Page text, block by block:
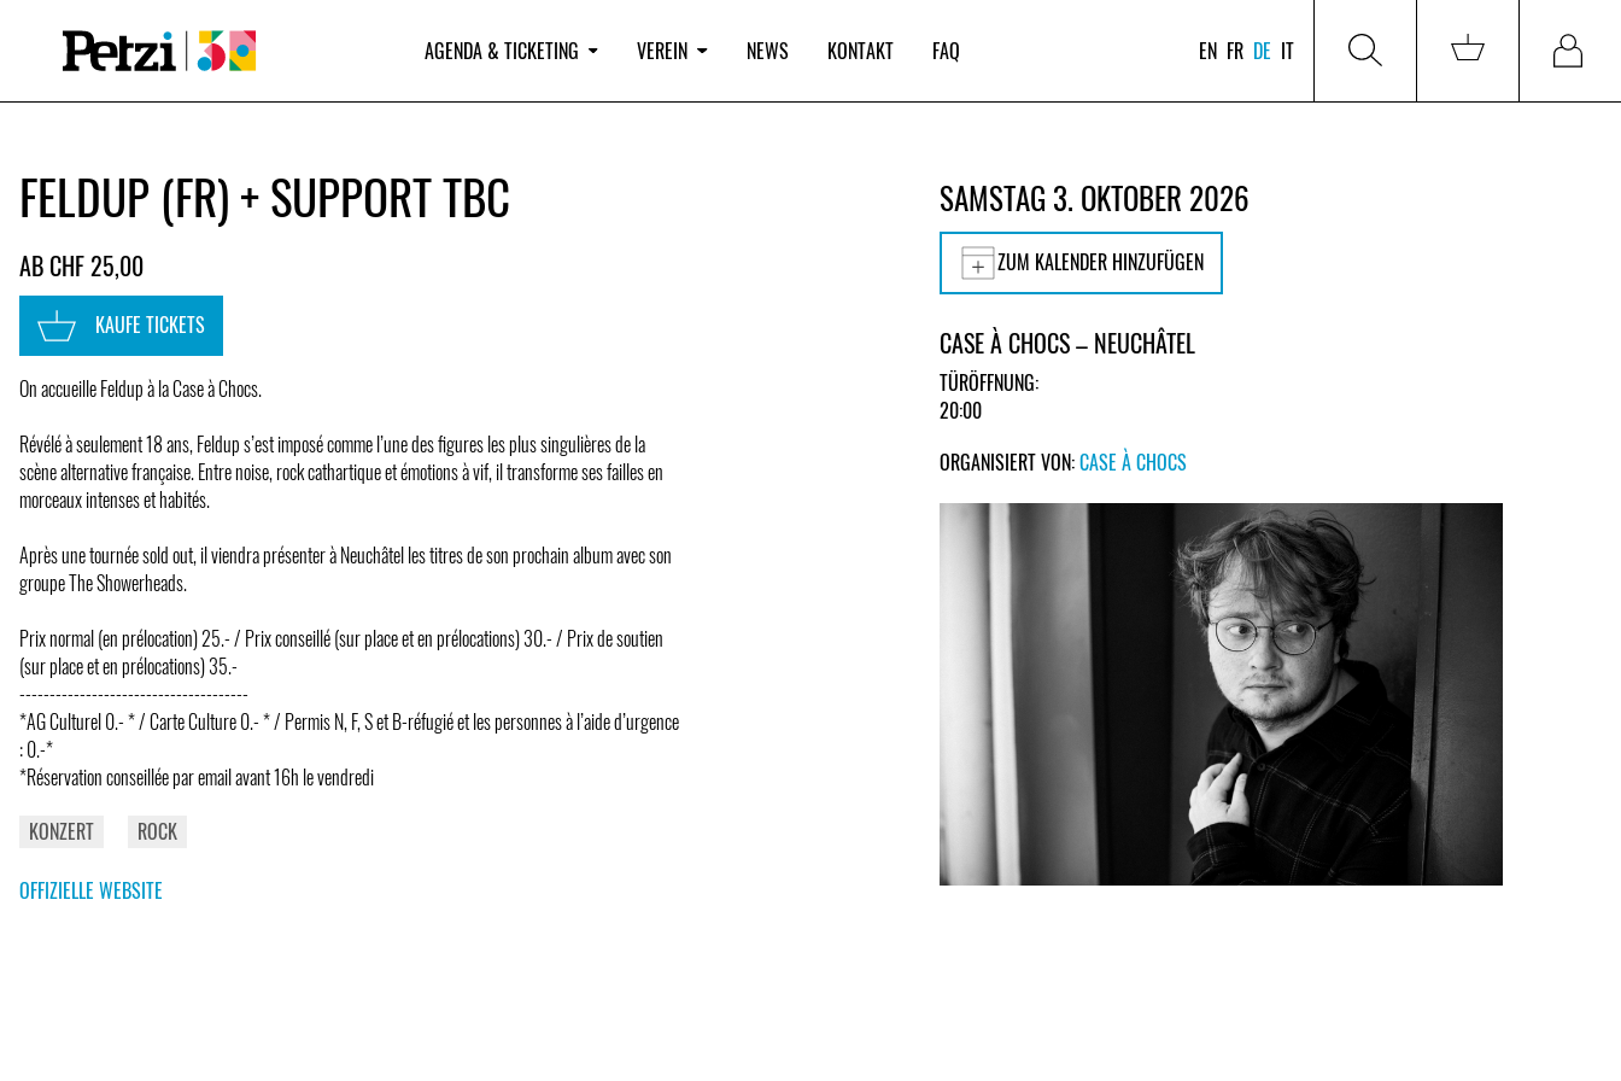
AGENDA & TICKETING VEREIN NEWS KONTAKT FAQ EN FR DE IT
FELDUP (FR) + SUPPORT TBC
AB CHF 25,00
KAUFE TICKETS
On accueille Feldup à la Case à Chocs.
Révélé à seulement 18 ans, Feldup s’est imposé comme l’une des figures les plus singulières de la
scène alternative française. Entre noise, rock cathartique et émotions à vif, il transforme ses failles en
morceaux intenses et habités.
Après une tournée sold out, il viendra présenter à Neuchâtel les titres de son prochain album avec son
groupe The Showerheads.
Prix normal (en prélocation) 25.- / Prix conseillé (sur place et en prélocations) 30.- / Prix de soutien
(sur place et en prélocations) 35.-
--------------------------------------
*AG Culturel 0.- * / Carte Culture 0.- * / Permis N, F, S et B-réfugié et les personnes à l’aide d’urgence
: 0.-*
*Réservation conseillée par email avant 16h le vendredi
KONZERT
ROCK
OFFIZIELLE WEBSITE
SAMSTAG 3. OKTOBER 2026
ZUM KALENDER HINZUFÜGEN
CASE À CHOCS – NEUCHÂTEL
TÜRÖFFNUNG:
20:00
ORGANISIERT VON:CASE À CHOCS